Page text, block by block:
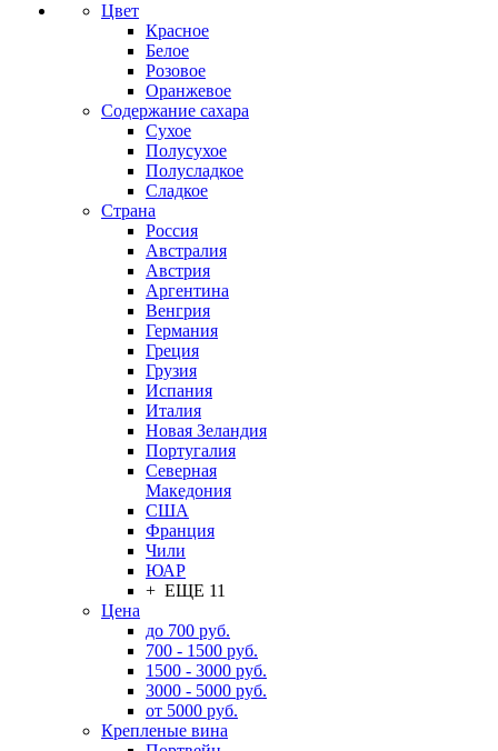
Цвет
Красное
Белое
Розовое
Оранжевое
Содержание сахара
Сухое
Полусухое
Полусладкое
Сладкое
Страна
Россия
Австралия
Австрия
Аргентина
Венгрия
Германия
Греция
Грузия
Испания
Италия
Новая Зеландия
Португалия
Северная
Македония
США
Франция
Чили
ЮАР
+ ЕЩЕ 11
Цена
до 700 руб.
700 - 1500 руб.
1500 - 3000 руб.
3000 - 5000 руб.
от 5000 руб.
Крепленые вина